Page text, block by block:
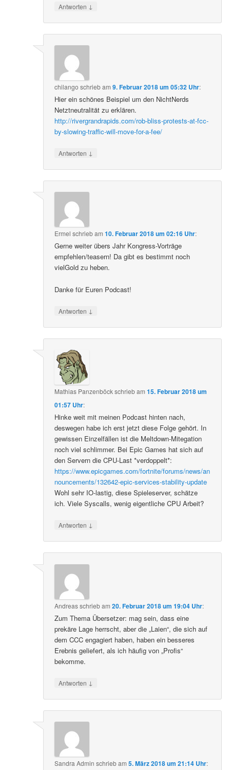
Antworten ↓
chilango schriebam9. Februar 2018 um 05:32 Uhr:
Hier ein schönes Beispiel um den NichtNerds
Netztneutralität zu erklären.
http://rivergrandrapids.com/rob-bliss-protests-at-fcc-
by-slowing-traffic-will-move-for-a-fee/
Antworten ↓
Ermel schriebam10. Februar 2018 um 02:16 Uhr:
Gerne weiter übers Jahr Kongress-Vorträge
empfehlen/teasern! Da gibt es bestimmt noch
vielGold zu heben.
Danke für Euren Podcast!
Antworten ↓
Mathias Panzenböckschriebam15. Februar 2018 um
01:57 Uhr:
Hinke weit mit meinen Podcast hinten nach,
deswegen habe ich erst jetzt diese Folge gehört. In
gewissen Einzelfällen ist die Meltdown-Mitegation
noch viel schlimmer. Bei Epic Games hat sich auf
den Servern die CPU-Last *verdoppelt*:
https://www.epicgames.com/fortnite/forums/news/an
nouncements/132642-epic-services-stability-update
Wohl sehr IO-lastig, diese Spieleserver, schätze
ich. Viele Syscalls, wenig eigentliche CPU Arbeit?
Antworten ↓
Andreasschriebam20. Februar 2018 um 19:04 Uhr:
Zum Thema Übersetzer: mag sein, dass eine
prekäre Lage herrscht, aber die „Laien“, die sich auf
dem CCC engagiert haben, haben ein besseres
Erebnis geliefert, als ich häufig von „Profis“
bekomme.
Antworten ↓
Sandra Admin schriebam5. März 2018 um 21:14 Uhr: